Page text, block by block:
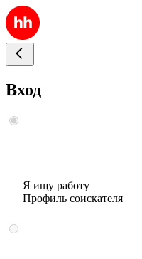
Вход
Я ищу работу
Профиль соискателя